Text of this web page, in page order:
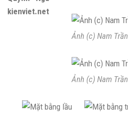
Ảnh (c) Nam Trần
Ảnh (c) Nam Trần
kienviet.net